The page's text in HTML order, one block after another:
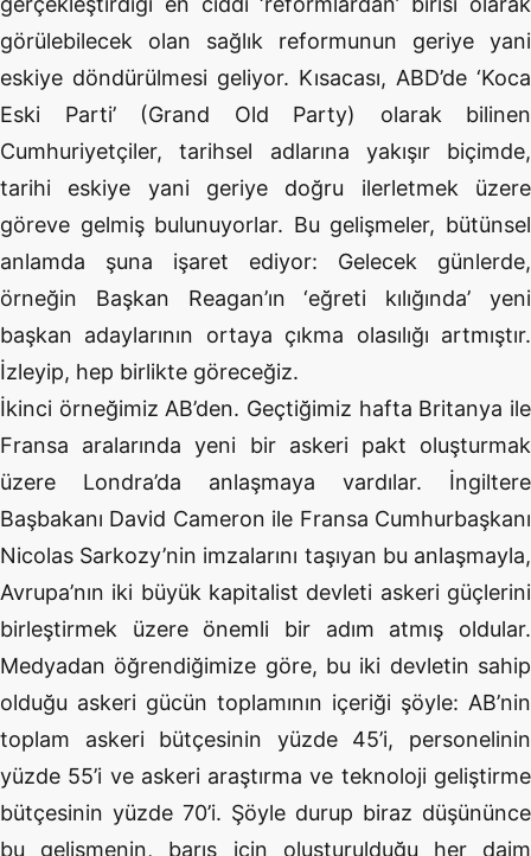
görülebilecek olan sağlık reformunun geriye yani
eskiye döndürülmesi geliyor. Kısacası, ABD’de ‘Koca
Eski Parti’ (Grand Old Party) olarak bilinen
Cumhuriyetçiler, tarihsel adlarına yakışır biçimde,
tarihi eskiye yani geriye doğru ilerletmek üzere
göreve gelmiş bulunuyorlar. Bu gelişmeler, bütünsel
anlamda şuna işaret ediyor: Gelecek günlerde,
örneğin Başkan Reagan’ın ‘eğreti kılığında’ yeni
başkan adaylarının ortaya çıkma olasılığı artmıştır.
İzleyip, hep birlikte göreceğiz.
İkinci örneğimiz AB’den. Geçtiğimiz hafta Britanya ile
Fransa aralarında yeni bir askeri pakt oluşturmak
üzere Londra’da anlaşmaya vardılar. İngiltere
Başbakanı David Cameron ile Fransa Cumhurbaşkanı
Nicolas Sarkozy’nin imzalarını taşıyan bu anlaşmayla,
Avrupa’nın iki büyük kapitalist devleti askeri güçlerini
birleştirmek üzere önemli bir adım atmış oldular.
Medyadan öğrendiğimize göre, bu iki devletin sahip
olduğu askeri gücün toplamının içeriği şöyle: AB’nin
toplam askeri bütçesinin yüzde 45’i, personelinin
yüzde 55’i ve askeri araştırma ve teknoloji geliştirme
bütçesinin yüzde 70’i. Şöyle durup biraz düşününce
bu gelişmenin, barış için oluşturulduğu her daim